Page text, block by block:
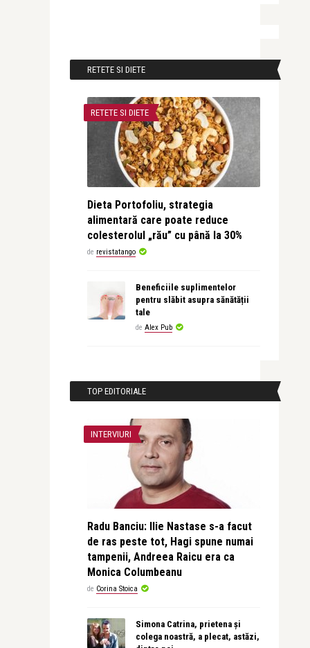
RETETE SI DIETE
RETETE SI DIETE
Dieta Portofoliu, strategia
alimentară care poate reduce
colesterolul „rău” cu până la 30%
de revistatango
Beneficiile suplimentelor
pentru slăbit asupra sănătății
tale
de Alex Pub
TOP EDITORIALE
INTERVIURI
Radu Banciu: Ilie Nastase s-a facut
de ras peste tot, Hagi spune numai
tampenii, Andreea Raicu era ca
Monica Columbeanu
de Corina Stoica
Simona Catrina, prietena și
colega noastră, a plecat, astăzi,